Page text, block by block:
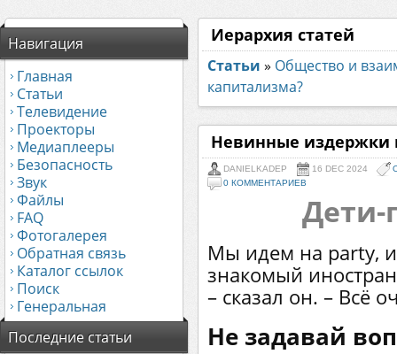
Навигация
Главная
Статьи
Телевидение
Проекторы
Медиаплееры
Безопасность
Звук
Файлы
FAQ
Фотогалерея
Обратная связь
Каталог ссылок
Поиск
Генеральная
Последние статьи
Иерархия статей
Статьи » Общество и
капитализма?
Невинные издержки
DANIELKADEP 16 DEC 2024
0 КОММЕНТАРИЕВ
Дети-
Мы идем на party,
знакомый
– сказал он. – Всё
Не задавай